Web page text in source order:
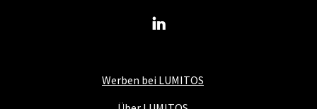
Werben bei LUMITOS